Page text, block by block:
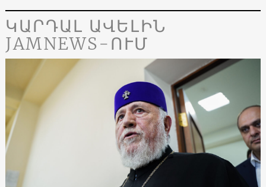
ԿԱՐԴԱԼ ԱՎԵԼԻՆ
JAMNEWS-ՈՒՄ